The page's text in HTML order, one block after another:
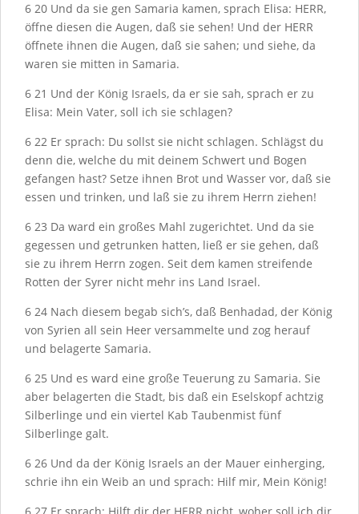
6 20 Und da sie gen Samaria kamen, sprach Elisa: HERR,
öffne diesen die Augen, daß sie sehen! Und der HERR
öffnete ihnen die Augen, daß sie sahen; und siehe, da
waren sie mitten in Samaria.
6 21 Und der König Israels, da er sie sah, sprach er zu
Elisa: Mein Vater, soll ich sie schlagen?
6 22 Er sprach: Du sollst sie nicht schlagen. Schlägst du
denn die, welche du mit deinem Schwert und Bogen
gefangen hast? Setze ihnen Brot und Wasser vor, daß sie
essen und trinken, und laß sie zu ihrem Herrn ziehen!
6 23 Da ward ein großes Mahl zugerichtet. Und da sie
gegessen und getrunken hatten, ließ er sie gehen, daß
sie zu ihrem Herrn zogen. Seit dem kamen streifende
Rotten der Syrer nicht mehr ins Land Israel.
6 24 Nach diesem begab sich’s, daß Benhadad, der König
von Syrien all sein Heer versammelte und zog herauf
und belagerte Samaria.
6 25 Und es ward eine große Teuerung zu Samaria. Sie
aber belagerten die Stadt, bis daß ein Eselskopf achtzig
Silberlinge und ein viertel Kab Taubenmist fünf
Silberlinge galt.
6 26 Und da der König Israels an der Mauer einherging,
schrie ihn ein Weib an und sprach: Hilf mir, Mein König!